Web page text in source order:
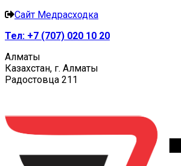
Сайт Медрасходка
Тел: +7 (707) 020 10 20
Алматы
Казахстан, г. Алматы
Радостовца 211